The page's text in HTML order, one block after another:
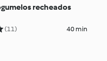
recheados
(11) 40 min